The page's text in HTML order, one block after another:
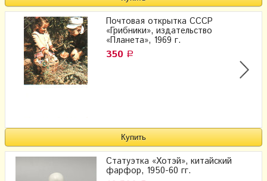
Почтовая открытка СССР
«Грибники», издательство
«Планета», 1969 г.
350 Р
Статуэтка «Хотэй», китайский
фарфор, 1950-60 гг.